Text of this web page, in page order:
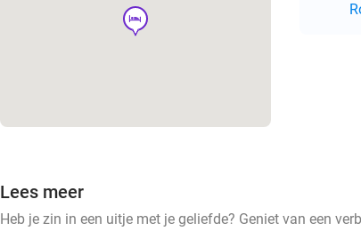
hotel
Lees meer
Heb je zin in een uitje met je geliefde? Geniet van een